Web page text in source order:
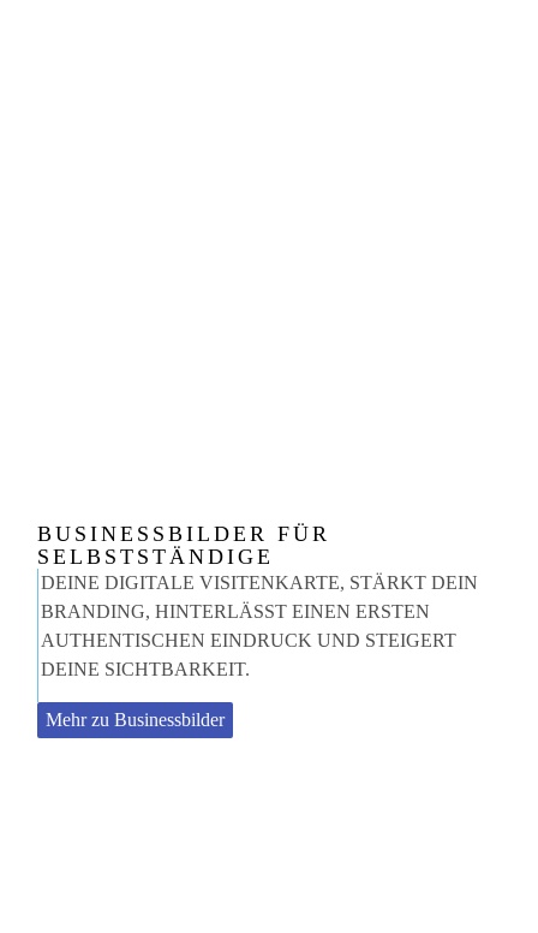
BUSINESSBILDER FÜR
SELBSTSTÄNDIGE
DEINE DIGITALE VISITENKARTE, STÄRKT DEIN
BRANDING, HINTERLÄSST EINEN ERSTEN
AUTHENTISCHEN EINDRUCK UND STEIGERT
DEINE SICHTBARKEIT.
Mehr zu Businessbilder